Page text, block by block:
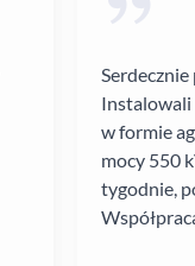
Instalowali
w formie
mocy 550
tygodnie,